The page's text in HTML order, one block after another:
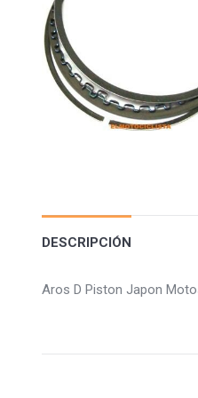
DESCRIPCIÓN
Aros D Piston Japon